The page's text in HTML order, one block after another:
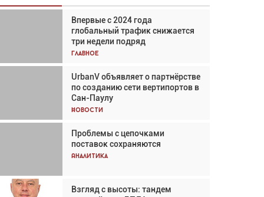
Впервые с 2024 года
глобальный трафик снижается
три недели подряд
Главное
UrbanV объявляет о партнёрстве
по созданию сети вертипортов в
Сан-Паулу
Новости
Проблемы с цепочками
поставок сохраняются
Аналитика
Взгляд с высоты: тандем
Взгляд с высоты: тандем
вертолётов и БПЛА в
спасательных операциях
Главное
Авиационный фотограф Дэйв
Кох: «Фотография говорит сама
за себя... а ИИ всё портит»
Новости
Впервые с 2024 года
глобальный трафик снижается
три недели подряд
Частный самолёт – это актив.